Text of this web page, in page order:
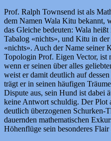
Prof. Ralph Townsend ist als
dem Namen Wala Kitu bekannt,
das Gleiche bedeuten: Wala
Tabalog «nichts», und Kitu in
«nichts». Auch der Name seiner
Topologin Prof. Eigen Vector, ist
wenn er seinen über alles
weist er damit deutlich auf
trägt er in seinen häufigen
Dispute aus, sein Hund ist dabei
keine Antwort schuldig. Der Plot
deutlich überzogenen Schurken-
dauernden mathematischen
Höhenflüge sein besonderes